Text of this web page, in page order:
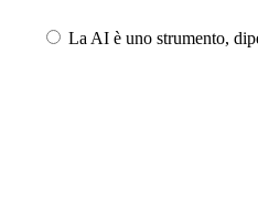
La AI è uno strumento,